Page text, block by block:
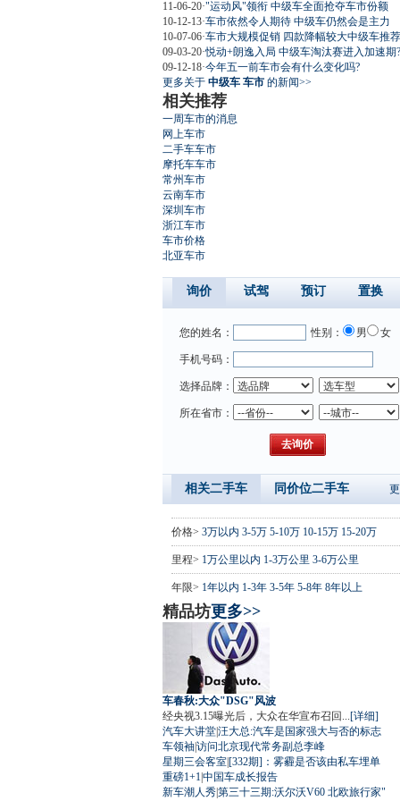
11-06-20·"运动风"领衔 中级车全面抢夺车市份额
10-12-13·车市依然令人期待 中级车仍然会是主力
10-07-06·车市大规模促销 四款降幅较大中级车推荐
09-03-20·悦动+朗逸入局 中级车淘汰赛进入加速期?
09-12-18·今年五一前车市会有什么变化吗?
更多关于 中级车 车市 的新闻>>
相关推荐
一周车市的消息
网上车市
二手车车市
摩托车车市
常州车市
云南车市
深圳车市
浙江车市
车市价格
北亚车市
询价 试驾 预订 置换
您的姓名： 性别： 男 女
手机号码：
选择品牌：
所在省市：
相关二手车 同价位二手车
价格> 3万以内 3-5万 5-10万 10-15万 15-20万
里程> 1万公里以内 1-3万公里 3-6万公里
年限> 1年以内 1-3年 3-5年 5-8年 8年以上
精品坊更多>>
车春秋:大众"DSG"风波
经央视3.15曝光后，大众在华宣布召回... [详细]
汽车大讲堂|汪大总:汽车是国家强大与否的标志
车领袖|访问北京现代常务副总李峰
星期三会客室|[332期]：雾霾是否该由私车埋单
重磅1+1 |中国车成长报告
新车潮人秀|第三十三期:沃尔沃V60 北欧旅行家"